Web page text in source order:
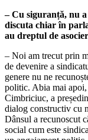
– Cu siguranță, nu
discu­ta chiar în
au dreptul de
– Noi am trecut prin
de devenire a
genere nu ne
politic. Abia mai
Cimbriciuc, a
dialog constructiv cu
Dânsul a recunoscut
social cum este